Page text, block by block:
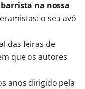
na nossa
o seu avô
das feiras de
que os autores
anos dirigido pela